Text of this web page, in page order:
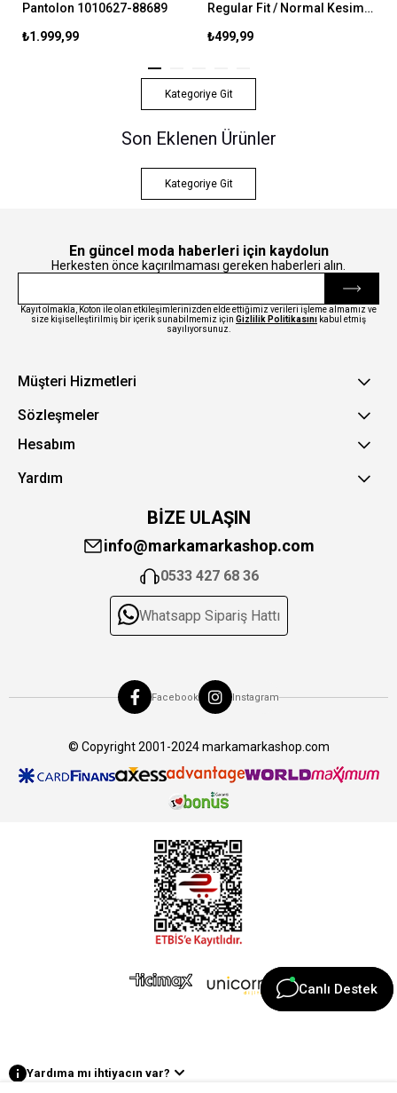
Pantolon 1010627-88689
₺1.999,99
Regular Fit / Normal Kesim
₺499,99
Kategoriye Git
Son Eklenen Ürünler
Kategoriye Git
En güncel moda haberleri için kaydolun
Herkesten önce kaçırılmaması gereken haberleri alın.
Kayıt olmakla, Koton ile olan etkileşimlerinizden elde ettiğimiz verileri işleme almamız ve
size kişiselleştirilmiş bir içerik sunabilmemiz için Gizlilik Politikasını kabul etmiş
sayılıyorsunuz.
Müşteri Hizmetleri
Sözleşmeler
Hesabım
Yardım
BİZE ULAŞIN
info@markamarkashop.com
0533 427 68 36
Whatsapp Sipariş Hattı
Facebook Instagram
© Copyright 2001-2024 markamarkashop.com
Canlı Destek
Yardıma mı ihtiyacın var?
Canlı Destek